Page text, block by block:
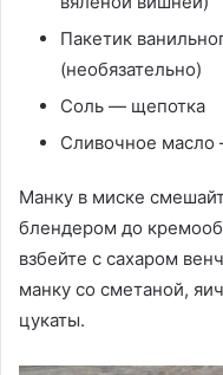
Пакетик
(необязательно)
Соль — щепотка
Сливочное масло
Манку в миске
блендером до
взбейте с сахаром
манку со сметаной,
цукаты.